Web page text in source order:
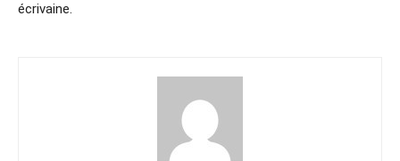
écrivaine.